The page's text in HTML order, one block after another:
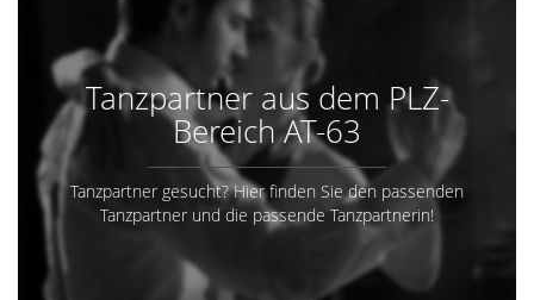
Tanzpartner aus dem PLZ-
Bereich AT-63
Tanzpartner gesucht? Hier finden Sie den passenden
Tanzpartner und die passende Tanzpartnerin!